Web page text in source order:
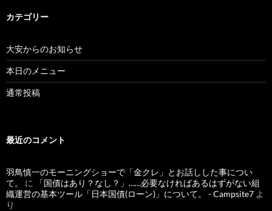
カテゴリー
大安からのお知らせ
本日のメニュー
通常投稿
最近のコメント
羽鳥慎一のモーニングショーで「金クレ」とお話しした事につい
て。
に
「国債はあり？なし？」……必要なければあるはずがない組
織運営の基本ツール「日本国債(ローン)」について。 - Campsite7 よ
り